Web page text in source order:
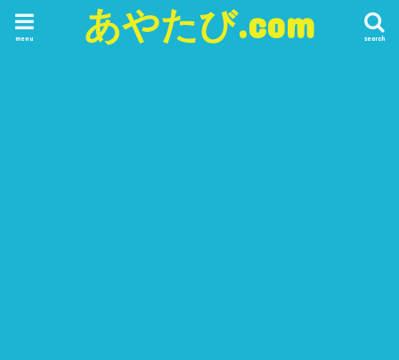
あやたび.com search
menu